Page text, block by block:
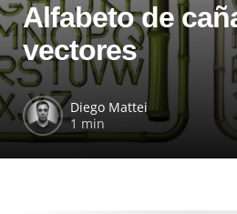
Alfabeto de
vectores
Diego Mattei
1 min